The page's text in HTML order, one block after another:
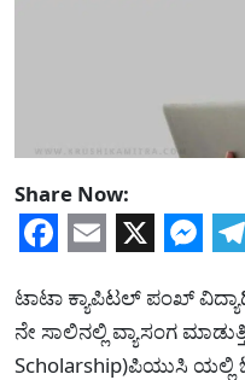
Share Now:
Facebook
Email
X
ಟಾಟಾ ಕ್ಯಾಪಿಟಲ್ ಪಂಖ್
ನೇ ಸಾಲಿನಲ್ಲಿ ವ್ಯಾಸಂಗ
Scholarship)ಪಿಯುಸಿ ಯಲ್ಲಿ